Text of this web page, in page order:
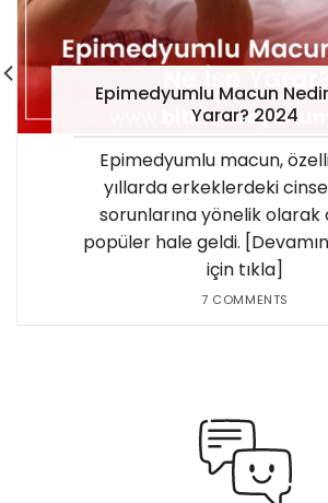
Epimedyumlu Macun
Yarar? 2024
Epimedyumlu macun,
yıllarda erkeklerdeki
sorunlarına yönelik olarak
popüler hale geldi.
için tıkla]
7 COMMENTS